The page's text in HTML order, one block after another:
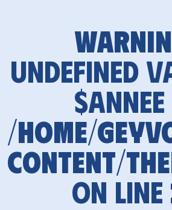
Undefined
/home/
content/
on line